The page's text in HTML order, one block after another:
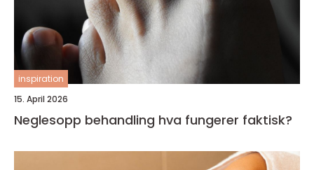
inspiration
15. April 2026
Neglesopp behandling hva fungerer faktisk?